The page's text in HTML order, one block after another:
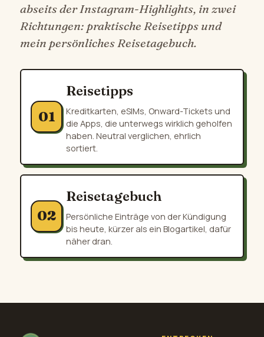
abseits der Instagram-Highlights, in zwei
Richtungen: praktische Reisetipps und
mein persönliches Reisetagebuch.
01
Reisetipps
Kreditkarten, eSIMs, Onward-Tickets und
die Apps, die unterwegs wirklich geholfen
haben. Neutral verglichen, ehrlich
sortiert.
02
Reisetagebuch
Persönliche Einträge von der Kündigung
bis heute, kürzer als ein Blogartikel, dafür
näher dran.